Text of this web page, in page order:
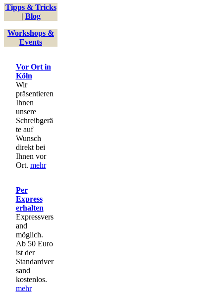
Tipps & Tricks
| Blog
Workshops &
Events
Vor Ort in
Köln
Wir
präsentieren
Ihnen
unsere
Schreibgerä
te auf
Wunsch
direkt bei
Ihnen vor
Ort. mehr
Per
Express
erhalten
Expressvers
and
möglich.
Ab 50 Euro
ist der
Standardver
sand
kostenlos.
mehr